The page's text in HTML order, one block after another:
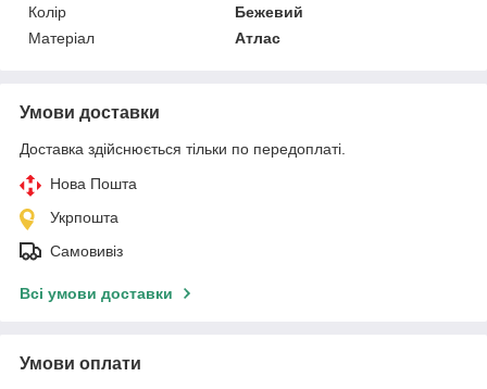
Колір
Бежевий
Матеріал
Атлас
Умови доставки
Доставка здійснюється тільки по передоплаті.
Нова Пошта
Укрпошта
Самовивіз
Всі умови доставки
Умови оплати